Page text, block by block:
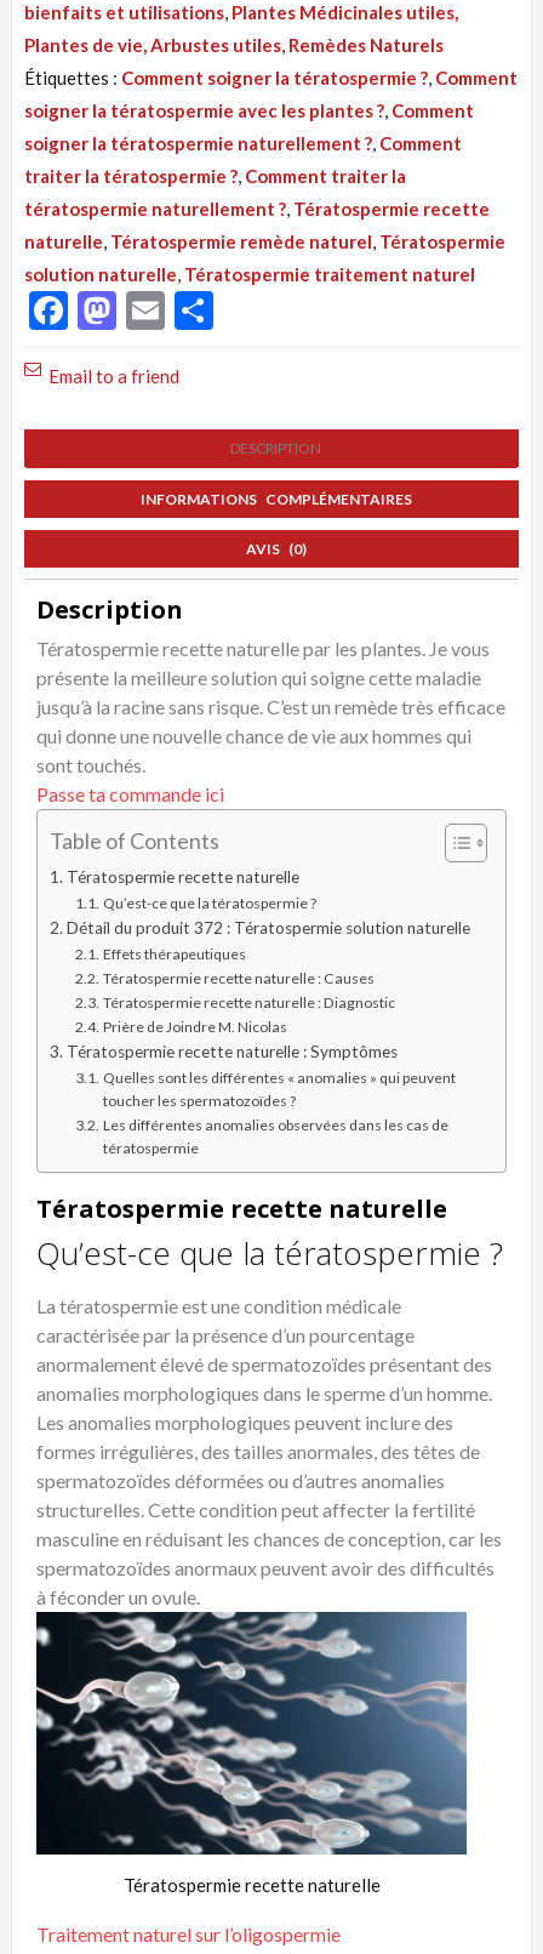
:
Tératospermie
Recette
Naturelle
Par
Les
Plantes
bienfaits et utilisations, Plantes Médicinales utiles,
Plantes de vie, Arbustes utiles, Remèdes Naturels
Étiquettes : Comment soigner la tératospermie ?, Comment
soigner la tératospermie avec les plantes ?, Comment
soigner la tératospermie naturellement ?, Comment
traiter la tératospermie ?, Comment traiter la
tératospermie naturellement ?, Tératospermie recette
naturelle, Tératospermie remède naturel, Tératospermie
solution naturelle, Tératospermie traitement naturel
Facebook
Mastodon
Email
Email to a friend
DESCRIPTION
INFORMATIONS COMPLÉMENTAIRES
AVIS (0)
Description
Tératospermie recette naturelle par les plantes. Je vous
présente la meilleure solution qui soigne cette maladie
jusqu’à la racine sans risque. C’est un remède très efficace
qui donne une nouvelle chance de vie aux hommes qui
sont touchés.
Passe ta commande ici
Table of Contents
Tératospermie recette naturelle
Qu’est-ce que la tératospermie ?
Détail du produit 372 : Tératospermie solution naturelle
Effets thérapeutiques
Tératospermie recette naturelle : Causes
Tératospermie recette naturelle : Diagnostic
Prière de Joindre M. Nicolas
Tératospermie recette naturelle : Symptômes
Quelles sont les différentes « anomalies » qui peuvent
toucher les spermatozoïdes ?
Les différentes anomalies observées dans les cas de
tératospermie
Tératospermie recette naturelle
Qu’est-ce que la tératospermie ?
La tératospermie est une condition médicale
caractérisée par la présence d’un pourcentage
anormalement élevé de spermatozoïdes présentant des
anomalies morphologiques dans le sperme d’un homme.
Les anomalies morphologiques peuvent inclure des
formes irrégulières, des tailles anormales, des têtes de
spermatozoïdes déformées ou d’autres anomalies
structurelles. Cette condition peut affecter la fertilité
masculine en réduisant les chances de conception, car les
spermatozoïdes anormaux peuvent avoir des difficultés
à féconder un ovule.
Tératospermie recette naturelle
Traitement naturel sur l’oligospermie